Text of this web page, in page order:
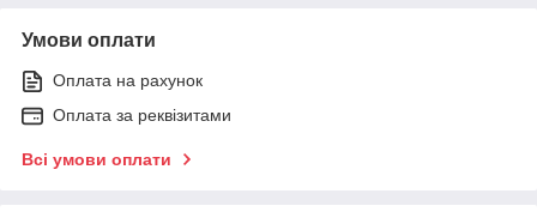
Умови оплати
Оплата на рахунок
Оплата за реквізитами
Всі умови оплати